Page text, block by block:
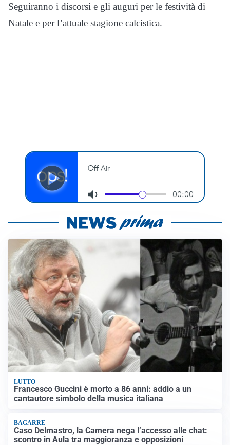
Seguiranno i discorsi e gli auguri per le festività di
Natale e per l’attuale stagione calcistica.
LUTTO
Francesco Guccini è morto a 86 anni: addio a un
cantautore simbolo della musica italiana
BAGARRE
Caso Delmastro, la Camera nega l’accesso alle chat:
scontro in Aula tra maggioranza e opposizioni